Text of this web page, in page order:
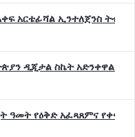
አርቴፊሻል ኢንተለጀንስ
ዲጂታል ስኬት አድንቀዋል
ዓመት የዕቅድ አፈጻጸምና